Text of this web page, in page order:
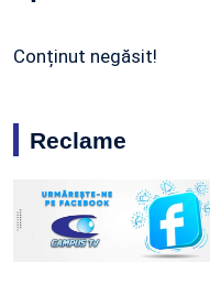
Conținut negăsit!
Reclame